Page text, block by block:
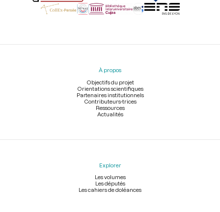
Menu
À propos
Objectifs du projet
Orientations scientifiques
Partenaires institutionnels
Contributeurs-trices
Ressources
Actualités
Explorer
Les volumes
Les députés
Les cahiers de doléances